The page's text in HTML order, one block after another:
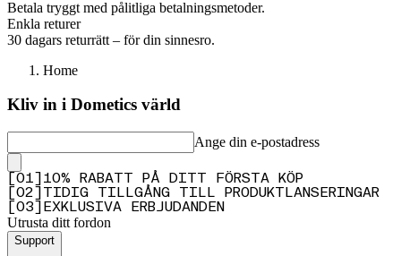
Betala tryggt med pålitliga betalningsmetoder.
Enkla returer
30 dagars returrätt – för din sinnesro.
Home
Kliv in i Dometics värld
Ange din e-postadress
01
10% RABATT PÅ DITT FÖRSTA KÖP
02
TIDIG TILLGÅNG TILL PRODUKTLANSERINGAR
03 EXKLUSIVA ERBJUDANDEN
Utrusta ditt fordon
Support